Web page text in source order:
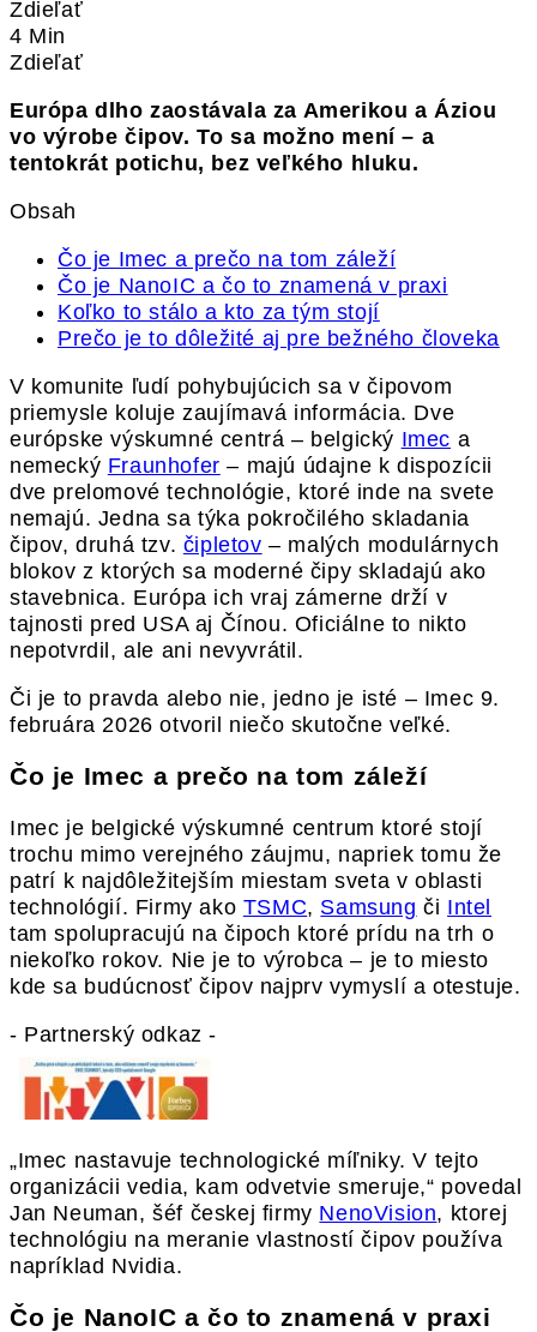
Zdieľať
4 Min
Zdieľať
Európa dlho zaostávala za Amerikou a Áziou
vo výrobe čipov. To sa možno mení – a
tentokrát potichu, bez veľkého hluku.
Obsah
Čo je Imec a prečo na tom záleží
Čo je NanoIC a čo to znamená v praxi
Koľko to stálo a kto za tým stojí
Prečo je to dôležité aj pre bežného človeka
V komunite ľudí pohybujúcich sa v čipovom
priemysle koluje zaujímavá informácia. Dve
európske výskumné centrá – belgický Imec a
nemecký Fraunhofer – majú údajne k dispozícii
dve prelomové technológie, ktoré inde na svete
nemajú. Jedna sa týka pokročilého skladania
čipov, druhá tzv. čipletov – malých modulárnych
blokov z ktorých sa moderné čipy skladajú ako
stavebnica. Európa ich vraj zámerne drží v
tajnosti pred USA aj Čínou. Oficiálne to nikto
nepotvrdil, ale ani nevyvrátil.
Či je to pravda alebo nie, jedno je isté – Imec 9.
februára 2026 otvoril niečo skutočne veľké.
Čo je Imec a prečo na tom záleží
Imec je belgické výskumné centrum ktoré stojí
trochu mimo verejného záujmu, napriek tomu že
patrí k najdôležitejším miestam sveta v oblasti
technológií. Firmy ako TSMC, Samsung či Intel
tam spolupracujú na čipoch ktoré prídu na trh o
niekoľko rokov. Nie je to výrobca – je to miesto
kde sa budúcnosť čipov najprv vymyslí a otestuje.
- Partnerský odkaz -
„Imec nastavuje technologické míľniky. V tejto
organizácii vedia, kam odvetvie smeruje,“ povedal
Jan Neuman, šéf českej firmy NenoVision, ktorej
technológiu na meranie vlastností čipov používa
napríklad Nvidia.
Čo je NanoIC a čo to znamená v praxi